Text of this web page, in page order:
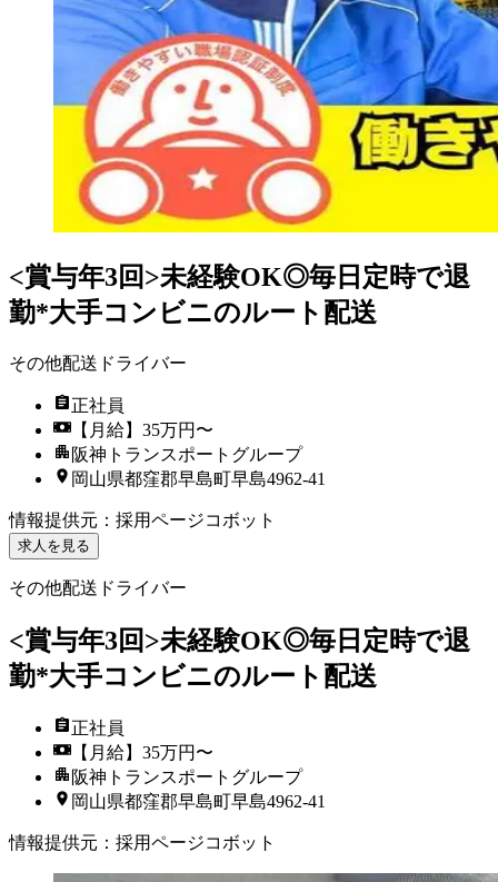
<賞与年3回>未経験OK◎毎日定時で退
勤*大手コンビニのルート配送
その他配送ドライバー
正社員
【月給】35万円〜
阪神トランスポートグループ
岡山県都窪郡早島町早島4962-41
情報提供元 ： 採用ページコボット
求人を見る
その他配送ドライバー
<賞与年3回>未経験OK◎毎日定時で退
勤*大手コンビニのルート配送
正社員
【月給】35万円〜
阪神トランスポートグループ
岡山県都窪郡早島町早島4962-41
情報提供元 ： 採用ページコボット